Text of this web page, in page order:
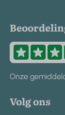
Onze
Volg ons